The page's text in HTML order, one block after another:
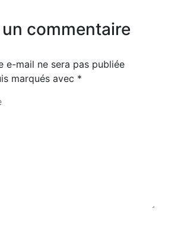
commentaire
e-mail ne sera pas publiée
marqués avec *